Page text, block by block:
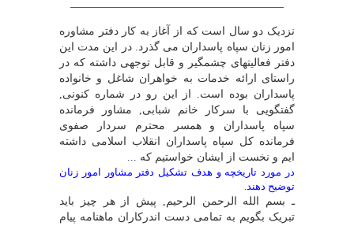
نزدیک دو سال است که از آغاز به کار دفتر مشاوره
امور زنان سپاه پاسداران مى گذرد. در این مدت این
دفتر فعالیتهاى چشمگیر و قابل توجهى داشته که در
راستاى ارائه خدمات به خواهران شاغل و خانواده
پاسداران بوده است. از این رو در شماره کنونى,
گفتگویى با سرکار خانم شبابى, مشاور فرمانده
سپاه پاسداران و همسر محترم سردار صفوى
فرمانده کل سپاه پاسداران انقلاب اسلامى داشته
ایم و نخست از ایشان خواستیم که ...
در مورد تاریخچه و هدف تشکیل دفتر مشاور امور زنان
توضیح دهند.
ـ بسم الله الرحمن الرحیم, پیش از هر چیز باید
تبریک بگویم به تمامى دست اندرکاران ماهنامه پیام